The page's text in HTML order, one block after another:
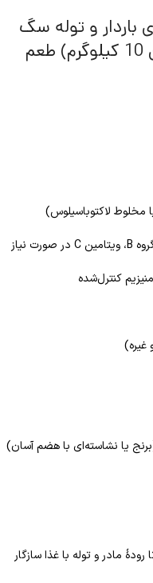
و توله سگ
نژاد کوچک رویال کنین (تا وزن 10 کیلوگرم) طعم
کنترل‌شده
یا نشاسته‌ای با هضم آسان)
تا رودهٔ مادر و توله با غذا سازگار